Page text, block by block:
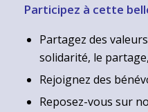
Participez à cette
Partagez des
solidarité, le
Rejoignez des
Reposez-vous sur